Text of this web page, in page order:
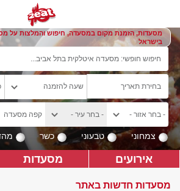
מסעדות, הזמנת מקום במסעדה, חיפוש והמלצות על
בישראל
צמחוני טבעוני כשר
אירועים מסעדות
מסעדות חדשות באתר